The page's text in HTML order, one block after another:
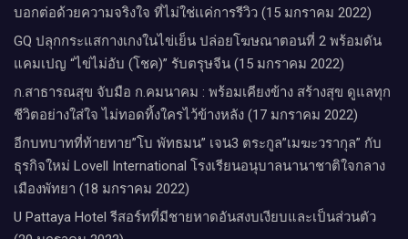
บอกต่อด้วยความจริงใจ ที่ไม่ใช่เเค่การรีวิว (15 มกราคม 2022)
GQ ปลุกกระแสกางเกงในไข่เย็น ปล่อยโฆษณาตอนที่ 2 พร้อมดัน
แคมเปญ “ไข่ไม่อับ (โชค)” รับตรุษจีน (15 มกราคม 2022)
ก.สาธารณสุข จับมือ ก.คมนาคม : พร้อมเคียงข้าง สร้างสุข ดูแลทุก
ชีวิตอย่างใส่ใจ ไม่ทอดทิ้งใครไว้ข้างหลัง (17 มกราคม 2022)
อีกบทบาทที่ท้ายทาย”โบ พัทธมน” เจน3 ตระกูล”เมฆะวรากุล” กับ
ธุรกิจใหม่ Lovell International โรงเรียนอนุบาลนานาชาติใจกลาง
เมืองพัทยา (18 มกราคม 2022)
U Pattaya Hotel รีสอร์ทที่มีชายหาดอันสงบเงียบและเป็นส่วนตัว